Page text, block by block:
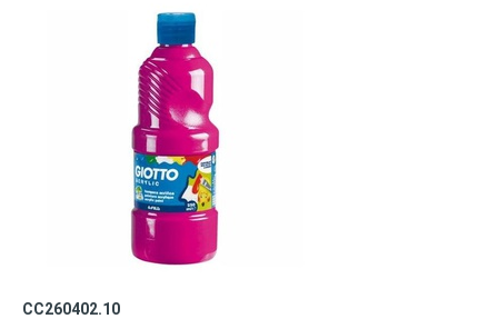
CC260402.10